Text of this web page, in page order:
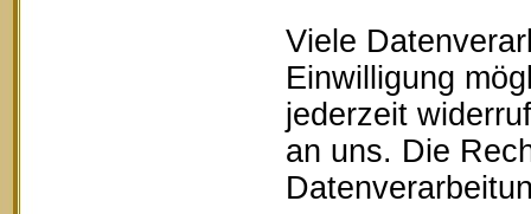
Viele
Einwilligung
jederzeit
an uns. Die